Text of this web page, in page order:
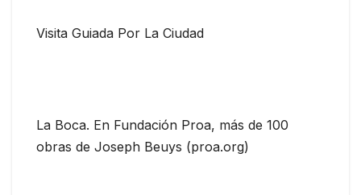
Visita Guiada Por La Ciudad
La Boca. En Fundación Proa, más de 100
obras de Joseph Beuys (proa.org)